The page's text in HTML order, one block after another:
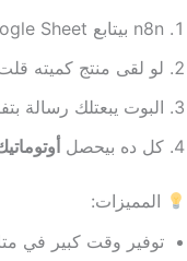
n8n بيتابع Google Sheet باستمرار.
لو لقى منتج كميته
البوت يبعتلك رسالة
كل ده بيحصل
المميزات:
توفير وقت كبير في